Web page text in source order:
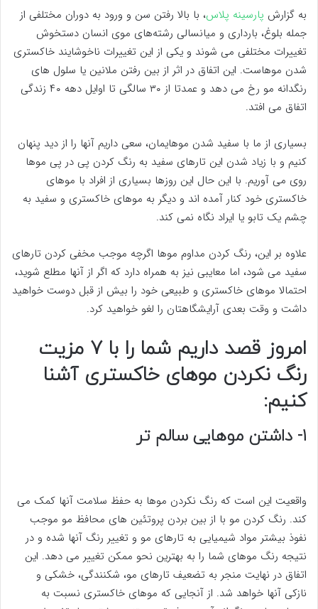
به گزارش پارسینه پلاس، با بالا رفتن سن و ورود به دوران مختلفی از
جمله بلوغ، بارداری و میانسالی رشته‌های موی انسان دستخوش
تغییرات مختلفی می شوند و یکی از این تغییرات ناخوشایند خاکستری
شدن موهاست. این اتفاق در اثر از بین رفتن ملانین یا سلول های
رنگدانه مو رخ می دهد و عمدتا از ۳۰ سالگی تا اوایل دهه ۴۰ زندگی
اتفاق می افتد.
بسیاری از ما با سفید شدن موهایمان، سعی داریم آنها را از دید پنهان
کنیم و با زیاد شدن این تارهای سفید به رنگ کردن پی در پی موها
روی می آوریم. با این حال این روزها بسیاری از افراد با موهای
خاکستری خود کنار آمده اند و دیگر به موهای خاکستری و سفید به
چشم یک تابو یا ایراد نگاه نمی کند.
علاوه بر این، رنگ کردن مداوم موها اگرچه موجب مخفی کردن تارهای
سفید می شود، اما معایبی نیز به همراه دارد که اگر از آنها مطلع شوید،
احتمالا موهای خاکستری و طبیعی خود را بیش از قبل دوست خواهید
داشت و وقت بعدی آرایشگاهتان را لغو خواهید کرد.
امروز قصد داریم شما را با 7 مزیت
رنگ نکردن موهای خاکستری آشنا
کنیم:
۱- داشتن موهایی سالم تر
واقعیت این است که رنگ نکردن موها به حفظ سلامت آنها کمک می
کند. رنگ کردن مو با از بین بردن پروتئین های محافظ مو موجب
نفوذ بیشتر مواد شیمیایی به تارهای مو و تغییر رنگ آنها شده و در
نتیجه رنگ موهای شما را به بهترین نحو ممکن تغییر می دهد. این
اتفاق در نهایت منجر به تضعیف تارهای مو، شکنندگی، خشکی و
نازکی آنها خواهد شد. از آنجایی که موهای خاکستری نسبت به